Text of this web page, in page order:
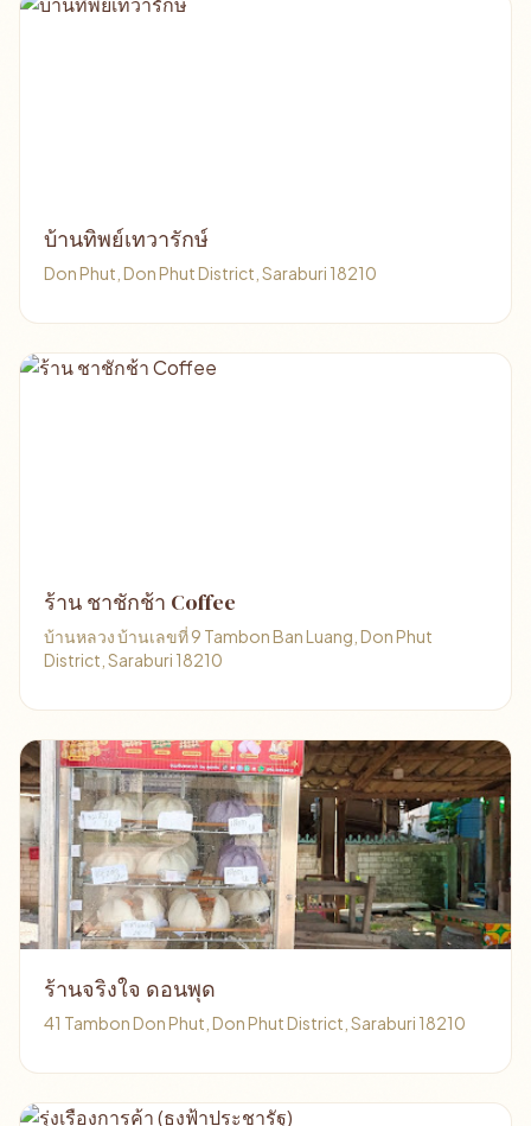
บ้านทิพย์เทวารักษ์
Don Phut, Don Phut District, Saraburi 18210
ร้าน ชาชักช้า Coffee
บ้านหลวง บ้านเลขที่ 9 Tambon Ban Luang, Don Phut
District, Saraburi 18210
ร้านจริงใจ ดอนพุด
41 Tambon Don Phut, Don Phut District, Saraburi 18210